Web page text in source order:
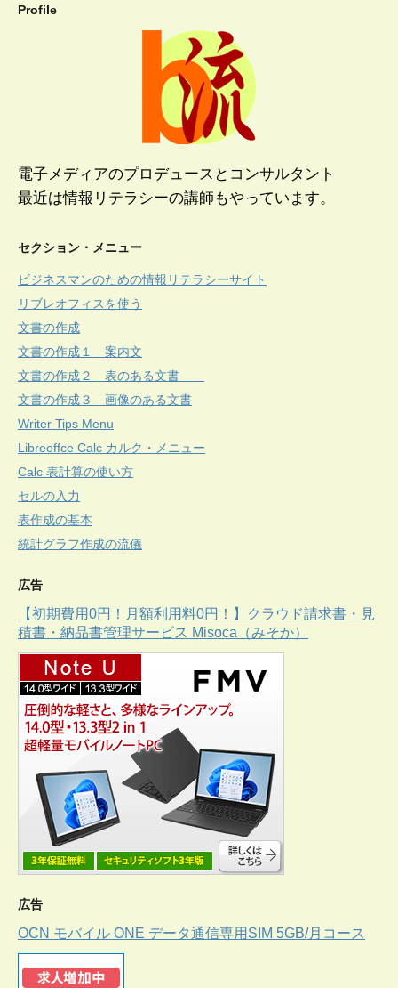
Profile
電子メディアのプロデュースとコンサルタント
最近は情報リテラシーの講師もやっています。
セクション・メニュー
ビジネスマンのための情報リテラシーサイト
リブレオフィスを使う
文書の作成
文書の作成１ 案内文
文書の作成２ 表のある文書
文書の作成３ 画像のある文書
Writer Tips Menu
Libreoffce Calc カルク・メニュー
Calc 表計算の使い方
セルの入力
表作成の基本
統計グラフ作成の流儀
広告
【初期費用0円！月額利用料0円！】クラウド請求書・見
積書・納品書管理サービス Misoca（みそか）
広告
OCN モバイル ONE データ通信専用SIM 5GB/月コース